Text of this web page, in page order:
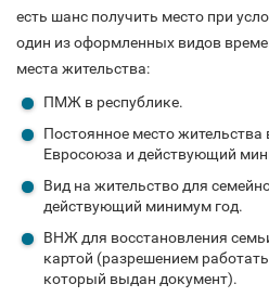
есть шанс получить место при
один из оформленных видов
места жительства:
ПМЖ в республике.
Постоянное место жительства
Евросоюза и действующий
Вид на жительство для
действующий минимум год.
ВНЖ для восстановления
картой (разрешением
который выдан документ).